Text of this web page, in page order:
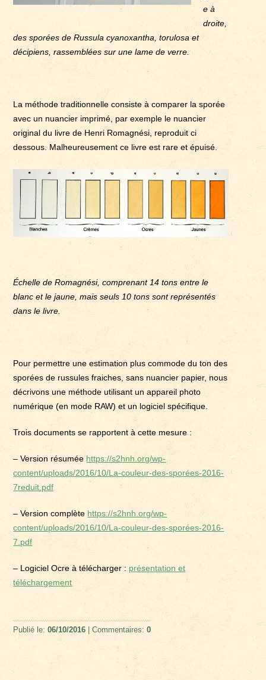
e à
droite,
des sporées de Russula cyanoxantha, torulosa et
décipiens, rassemblées sur une lame de verre.
La méthode traditionnelle consiste à comparer la sporée
avec un nuancier imprimé, par exemple le nuancier
original du livre de Henri Romagnési, reproduit ci
dessous. Malheureusement ce livre est rare et épuisé.
Échelle de Romagnési, comprenant 14 tons entre le
blanc et le jaune, mais seuls 10 tons sont représentés
dans le livre.
Pour permettre une estimation plus commode du ton des
sporées de russules fraiches, sans nuancier papier, nous
décrivons une méthode utilisant un appareil photo
numérique (en mode RAW) et un logiciel spécifique.
Trois documents se rapportent à cette mesure :
– Version résumée https://s2hnh.org/wp-
content/uploads/2016/10/La-couleur-des-sporées-2016-
7reduit.pdf
– Version complète https://s2hnh.org/wp-
content/uploads/2016/10/La-couleur-des-sporées-2016-
7.pdf
– Logiciel Ocre à télécharger : présentation et
téléchargement
Publié le:06/10/2016 | Commentaires:0